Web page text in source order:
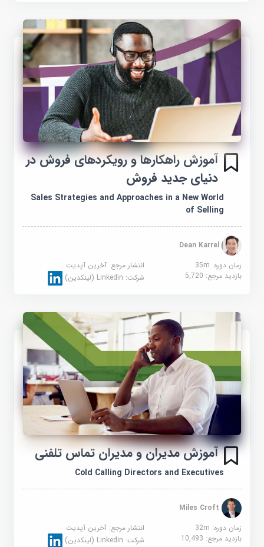
آموزش راهکارها و رویکردهای فروش در
دنیای جدید فروش
Sales Strategies and Approaches in a New World
of Selling
Dean Karrel
زمان دوره: 35m
انتشار مرجع:آخرین آپدیت
بازدید مرجع:5,720 شرکت:Linkedin (لینکدین)
آموزش مدیران و مدیران تماس تلفنی
Cold Calling Directors and Executives
Miles Croft
زمان دوره: 32m
انتشار مرجع:آخرین آپدیت
بازدید مرجع:10,493 شرکت:Linkedin (لینکدین)